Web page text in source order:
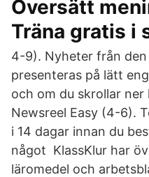
Översätt
Träna gratis i
4-9). Nyheter från
presenteras på lätt
och om du skrollar ner
Newsreel Easy (4-6).
i 14 dagar innan du
något KlassKlur har
läromedel och